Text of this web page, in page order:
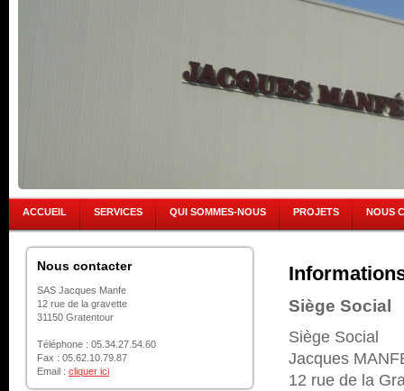
ACCUEIL SERVICES QUI SOMMES-NOUS PROJETS NOUS
Nous contacter
SAS Jacques Manfe
12 rue de la gravette
31150 Gratentour
Téléphone : 05.34.27.54.60
Fax : 05.62.10.79.87
Email : cliquer ici
Siège Social
Siège Social
Jacques
12 rue de la